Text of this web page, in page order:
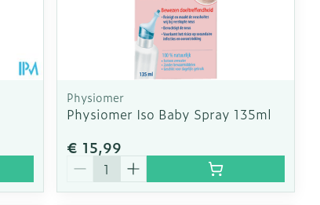
CBD
Physiomer
Physiomer Iso Baby Spray 135ml
€ 15,99
Aantal